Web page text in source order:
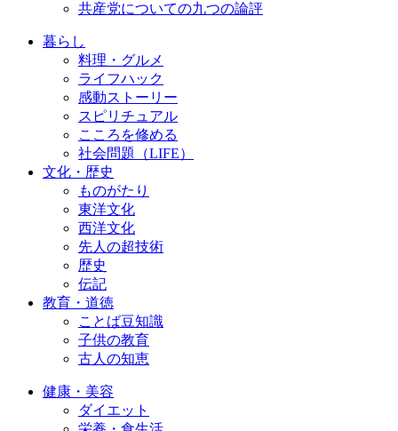
共産党についての九つの論評
暮らし
料理・グルメ
ライフハック
感動ストーリー
スピリチュアル
こころを修める
社会問題（LIFE）
文化・歴史
ものがたり
東洋文化
西洋文化
先人の超技術
歴史
伝記
教育・道徳
ことば豆知識
子供の教育
古人の知恵
健康・美容
ダイエット